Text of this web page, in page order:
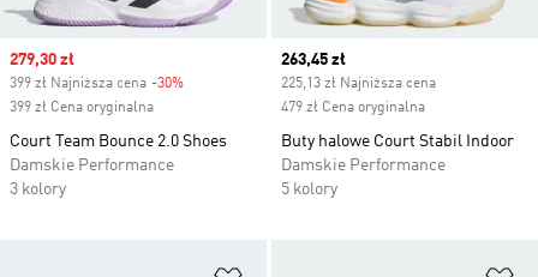
Sale price
279,30 zł
399 zł Najniższa cena -30%
399 zł Cena oryginalna
Court Team Bounce 2.0 Shoes
Damskie Performance
3 kolory
Current price
263,45 zł
225,13 zł Najniższa cena
479 zł Cena oryginalna
Buty halowe Court Stabil Indoor
Damskie Performance
5 kolory